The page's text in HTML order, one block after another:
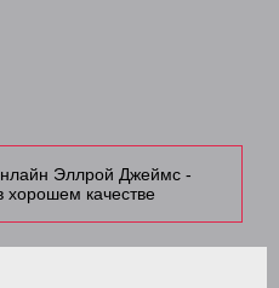
Эллрой Джеймс -
хорошем качестве